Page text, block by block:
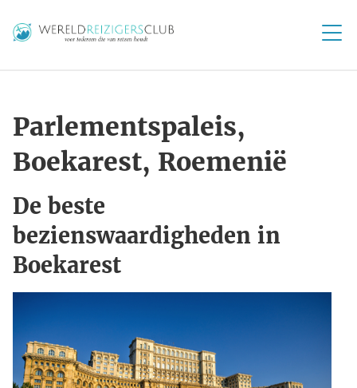
Parlementspaleis,
Boekarest, Roemenië
De beste
bezienswaardigheden in
Boekarest